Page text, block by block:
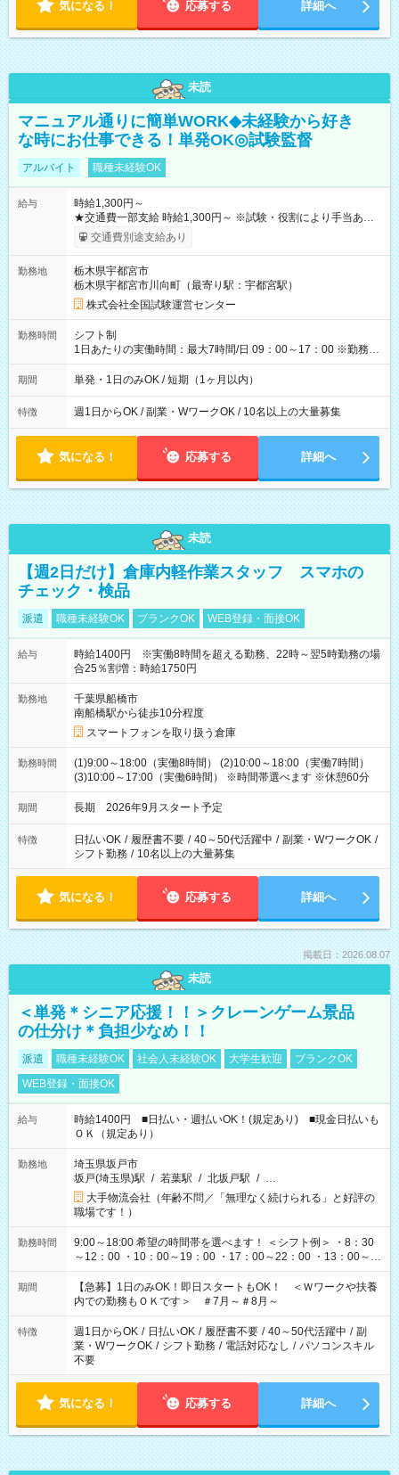
気になる！ 応募する 詳細へ
未読
マニュアル通りに簡単WORK◆未経験から好き
な時にお仕事できる！単発OK◎試験監督
アルバイト 職種未経験OK
給与
時給1,300円～
★交通費一部支給 時給1,300円～ ※試験・役割により手当あり
※勤務回数により昇給あり 【即給（前払い）オプションあ
り！】 希望される場合、勤務から1週間ほどで給与の一部を受け
例】 ・河合塾模擬試験 8:30～17:30（休憩1時間） 時給1,300円
×8時間＝日収10,400円＋交通費 ※当日の役割により時給＋100
円の場合あり ・国家試験 7:00～13:30（休憩なし） 時給1,300
円（役割手当＋100円）×6時間＝日収8,400円＋交通費 【試用期
間】試用期間なし
交通費別途支給あり
勤務地
栃木県宇都宮市
栃木県宇都宮市川向町（最寄り駅：宇都宮駅）
株式会社全国試験運営センター
勤務時間
シフト制
1日あたりの実働時間：最大7時間/日 09：00～17：00 ※勤務時
間は 試験により異なります。
期間 単発・1日のみOK / 短期（1ヶ月以内）
特徴 週1日からOK / 副業・WワークOK / 10名以上の大量募集
気になる！ 応募する 詳細へ
未読
【週2日だけ】倉庫内軽作業スタッフ スマホの
チェック・検品
派遣 職種未経験OK ブランクOK WEB登録・面接OK
給与
時給1400円 ※実働8時間を超える勤務、22時～翌5時勤務の場
合25％割増：時給1750円
勤務地
千葉県船橋市
南船橋駅から徒歩10分程度
スマートフォンを取り扱う倉庫
勤務時間
(1)9:00～18:00（実働8時間） (2)10:00～18:00（実働7時間）
(3)10:00～17:00（実働6時間） ※時間帯選べます ※休憩60分
期間 長期 2026年9月スタート予定
特徴 日払いOK / 履歴書不要 / 40～50代活躍中 / 副業・WワークOK /
シフト勤務 / 10名以上の大量募集
気になる！ 応募する 詳細へ
掲載日：2026.08.07
未読
＜単発＊シニア応援！！＞クレーンゲーム景品
の仕分け＊負担少なめ！！
派遣 職種未経験OK 社会人未経験OK 大学生歓迎
ブランクOK
WEB登録・面接OK
給与
時給1400円 ■日払い・週払いOK！(規定あり) ■現金日払いも
ＯＫ（規定あり）
勤務地
埼玉県坂戸市
坂戸(埼玉県)駅 / 若葉駅 / 北坂戸駅 / …
大手物流会社（年齢不問／「無理なく続けられる」と好評の
職場です！）
勤務時間
9:00～18:00 希望の時間帯を選べます！ ＜シフト例＞ ・8：30
～12：00 ・10：00～19：00 ・17：00～22：00 ・13：00～
22：00 ・22：00～翌6：00 など
期間
【急募】1日のみOK！即日スタートもOK！ ＜Ｗワークや扶養
内での勤務もＯＫです＞ ＃7月～＃8月～
特徴 週1日からOK / 日払いOK / 履歴書不要 / 40～50代活躍中 / 副
業・WワークOK / シフト勤務 / 電話対応なし / パソコンスキル
不要
気になる！ 応募する 詳細へ